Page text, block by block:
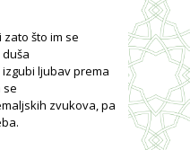
što im se
ljubav prema
se
zvukova, pa